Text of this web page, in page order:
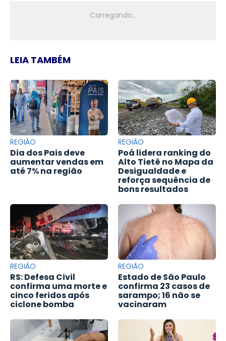
LEIA TAMBÉM
REGIÃO
Dia dos Pais deve
aumentar vendas em
até 7% na região
REGIÃO
Poá lidera ranking do
Alto Tietê no Mapa da
Desigualdade e
reforça sequência de
bons resultados
REGIÃO
RS: Defesa Civil
confirma uma morte e
cinco feridos após
ciclone bomba
REGIÃO
Estado de São Paulo
confirma 23 casos de
sarampo; 16 não se
vacinaram